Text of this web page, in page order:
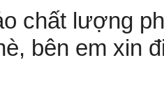
chất lượng
bên em xin